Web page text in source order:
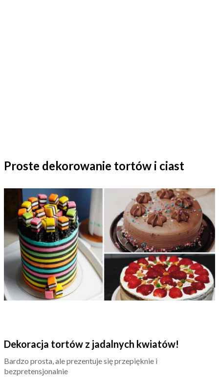
Proste dekorowanie tortów i ciast
Dekoracja tortów z jadalnych kwiatów!
Bardzo prosta, ale prezentuje się przepięknie i
bezpretensjonalnie